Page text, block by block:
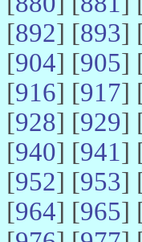
[892] [893]
[904] [905]
[916] [917]
[928] [929]
[940] [941]
[952] [953]
[964] [965]